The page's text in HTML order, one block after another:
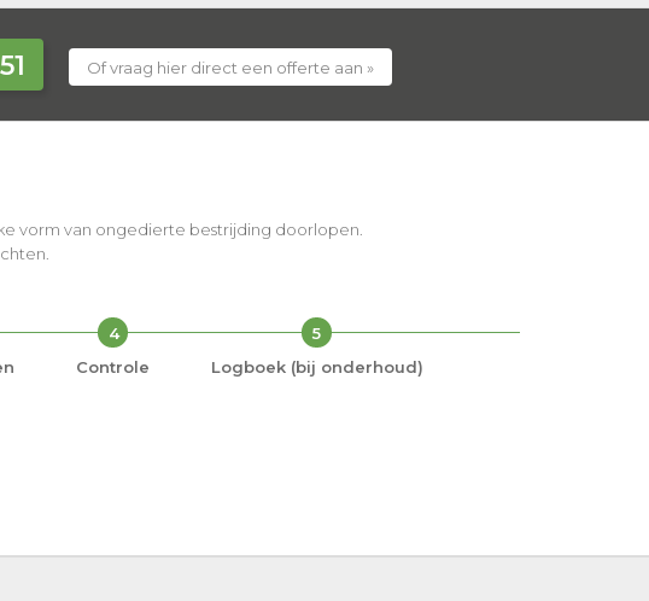
Of vraag hier direct een offerte aan »
vorm van ongedierte bestrijding doorlopen.
4
Controle
5
Logboek (bij onderhoud)